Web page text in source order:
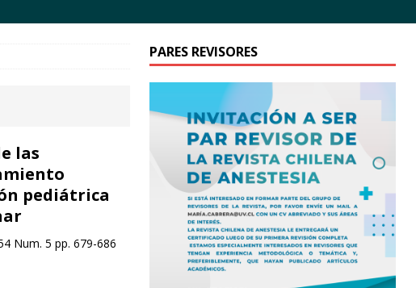
las
pediátrica
Num. 5 pp. 679-686
PARES REVISORES